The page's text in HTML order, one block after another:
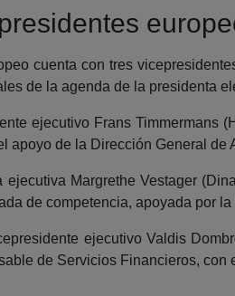
cuenta con tres
de la agenda de la presidenta
ejecutivo Frans Timmermans
apoyo de la Dirección General de
ejecutiva Margrethe Vestager
de competencia, apoyada por
ejecutivo Valdis
de Servicios Financieros,